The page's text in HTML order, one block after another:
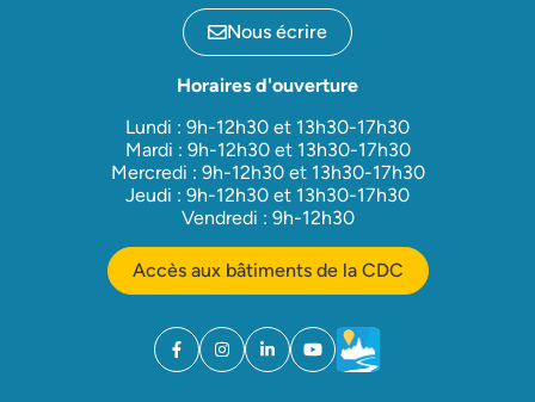
Nous écrire
Horaires d'ouverture
Lundi : 9h-12h30 et 13h30-17h30
Mardi : 9h-12h30 et 13h30-17h30
Mercredi : 9h-12h30 et 13h30-17h30
Jeudi : 9h-12h30 et 13h30-17h30
Vendredi : 9h-12h30
Accès aux bâtiments de la CDC
Facebook
(ouverture dans un nouvel onglet)
Instagram
(ouverture dans un nouvel onglet)
Linkedin
(ouverture dans un nouvel onglet)
YouTube
(ouverture dans un nouvel
Météo
(ouverture dans un